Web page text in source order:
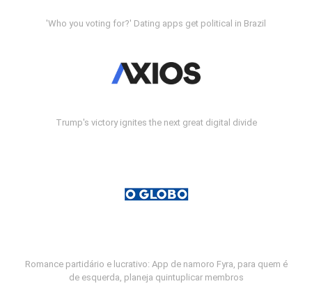
'Who you voting for?' Dating apps get political in Brazil
Trump's victory ignites the next great digital divide
Romance partidário e lucrativo: App de namoro Fyra, para quem é
de esquerda, planeja quintuplicar membros